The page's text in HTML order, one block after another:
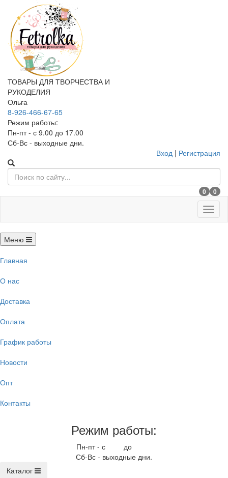
ТОВАРЫ ДЛЯ ТВОРЧЕСТВА И
РУКОДЕЛИЯ
Ольга
8-926-466-67-65
Режим работы:
Пн-пт - с 9.00 до 17.00
Сб-Вс - выходные дни.
Вход | Регистрация
0
0
Меню
Меню
Главная
О нас
Доставка
Оплата
График работы
Новости
Опт
Контакты
Режим работы:
Пн-пт - с до
Сб-Вс - выходные дни.
Каталог